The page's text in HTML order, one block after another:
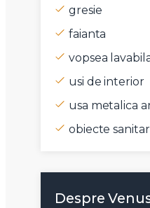
gresie
faianta
vopsea
usi de interior
usa metalica
obiecte
Despre